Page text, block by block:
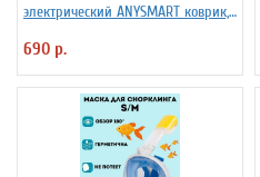
электрический ANYSMART коврик,
690 р.